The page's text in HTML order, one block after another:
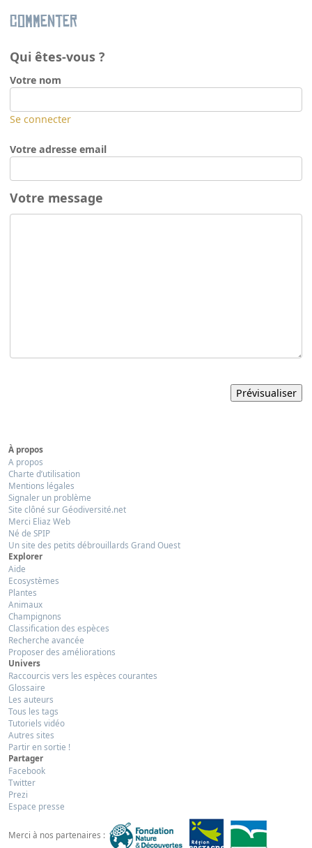
Commenter
Qui êtes-vous ?
Votre nom
Se connecter
Votre adresse email
Votre message
À propos
A propos
Charte d’utilisation
Mentions légales
Signaler un problème
Site clôné sur Géodiversité.net
Merci Eliaz Web
Né de SPIP
Un site des petits débrouillards Grand Ouest
Explorer
Aide
Ecosystèmes
Plantes
Animaux
Champignons
Classification des espèces
Recherche avancée
Proposer des améliorations
Univers
Raccourcis vers les espèces courantes
Glossaire
Les auteurs
Tous les tags
Tutoriels vidéo
Autres sites
Partir en sortie !
Partager
Facebook
Twitter
Prezi
Espace presse
Merci à nos partenaires :